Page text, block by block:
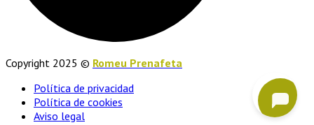
Copyright 2025 © Romeu Prenafeta
Política de privacidad
Política de cookies
Aviso legal